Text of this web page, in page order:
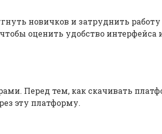
новичков и затруднить
оценить удобство
Перед тем, как скачивать
эту платформу.